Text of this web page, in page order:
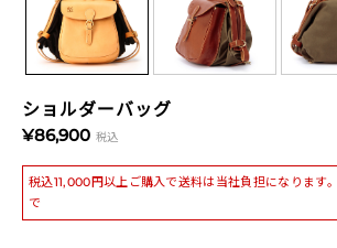
ショルダーバッグ
¥86,900 税込
税込11,000円以上ご購入で送料は当社負担になります
で